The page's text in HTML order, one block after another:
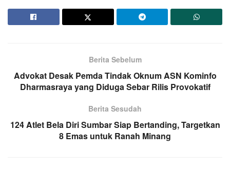
Berita Sebelum
Advokat Desak Pemda Tindak Oknum ASN Kominfo
Dharmasraya yang Diduga Sebar Rilis Provokatif
Berita Sesudah
124 Atlet Bela Diri Sumbar Siap Bertanding, Targetkan
8 Emas untuk Ranah Minang